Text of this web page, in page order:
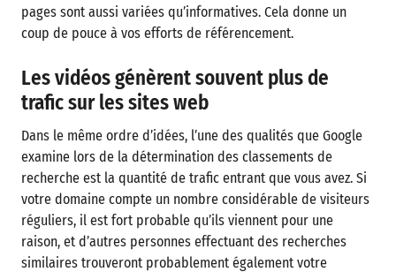
pages sont aussi variées qu’informatives. Cela donne un
coup de pouce à vos efforts de référencement.
Les vidéos génèrent souvent plus de
trafic sur les sites web
Dans le même ordre d’idées, l’une des qualités que Google
examine lors de la détermination des classements de
recherche est la quantité de trafic entrant que vous avez. Si
votre domaine compte un nombre considérable de visiteurs
réguliers, il est fort probable qu’ils viennent pour une
raison, et d’autres personnes effectuant des recherches
similaires trouveront probablement également votre